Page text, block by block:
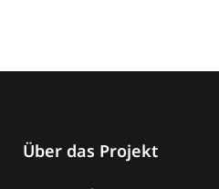
Über das Projekt